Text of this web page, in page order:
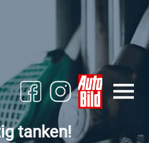
tanken!